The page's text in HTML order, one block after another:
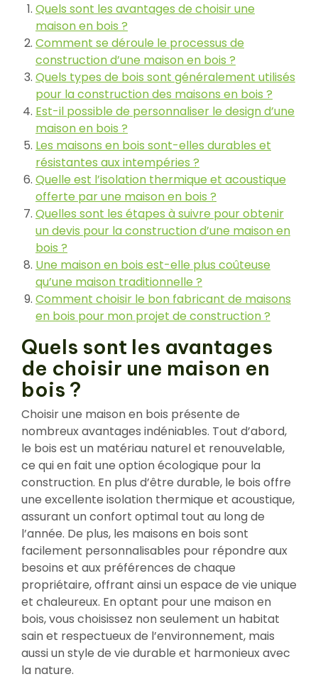
Quels sont les avantages de choisir une
maison en bois ?
Comment se déroule le processus de
construction d’une maison en bois ?
Quels types de bois sont généralement utilisés
pour la construction des maisons en bois ?
Est-il possible de personnaliser le design d’une
maison en bois ?
Les maisons en bois sont-elles durables et
résistantes aux intempéries ?
Quelle est l’isolation thermique et acoustique
offerte par une maison en bois ?
Quelles sont les étapes à suivre pour obtenir
un devis pour la construction d’une maison en
bois ?
Une maison en bois est-elle plus coûteuse
qu’une maison traditionnelle ?
Comment choisir le bon fabricant de maisons
en bois pour mon projet de construction ?
Quels sont les avantages
de choisir une maison en
bois ?
Choisir une maison en bois présente de
nombreux avantages indéniables. Tout d’abord,
le bois est un matériau naturel et renouvelable,
ce qui en fait une option écologique pour la
construction. En plus d’être durable, le bois offre
une excellente isolation thermique et acoustique,
assurant un confort optimal tout au long de
l’année. De plus, les maisons en bois sont
facilement personnalisables pour répondre aux
besoins et aux préférences de chaque
propriétaire, offrant ainsi un espace de vie unique
et chaleureux. En optant pour une maison en
bois, vous choisissez non seulement un habitat
sain et respectueux de l’environnement, mais
aussi un style de vie durable et harmonieux avec
la nature.